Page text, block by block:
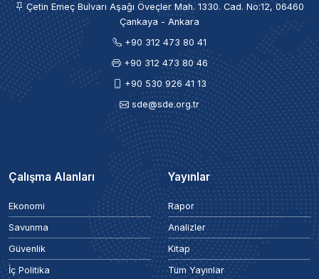
Çetin Emeç Bulvarı Aşağı Öveçler Mah. 1330. Cad. No:12, 06460
Çankaya - Ankara
+90 312 473 80 41
+90 312 473 80 46
+90 530 926 41 13
sde@sde.org.tr
Çalışma Alanları
Ekonomi
Savunma
Güvenlik
İç Politika
Yayınlar
Rapor
Analizler
Kitap
Tüm Yayınlar